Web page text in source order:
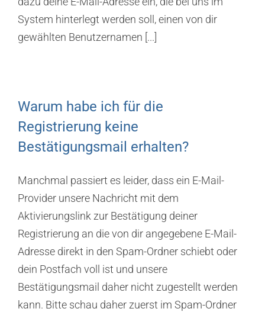
System hinterlegt werden soll, einen von dir
gewählten Benutzernamen [...]
Warum habe ich für die
Registrierung keine
Bestätigungsmail erhalten?
Manchmal passiert es leider, dass ein E-Mail-
Provider unsere Nachricht mit dem
Aktivierungslink zur Bestätigung deiner
Registrierung an die von dir angegebene E-Mail-
Adresse direkt in den Spam-Ordner schiebt oder
dein Postfach voll ist und unsere
Bestätigungsmail daher nicht zugestellt werden
kann. Bitte schau daher zuerst im Spam-Ordner